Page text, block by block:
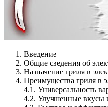
Введение
Общие сведения об
Назначение гриля в
Преимущества гриля в
4.1. Универсальность
4.2. Улучшенные вкусы